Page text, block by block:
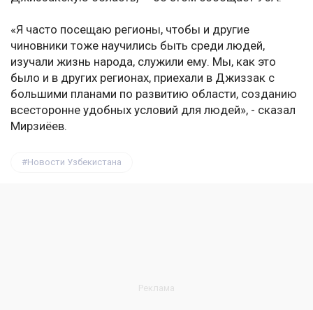
«Я часто посещаю регионы, чтобы и другие
чиновники тоже научились быть среди людей,
изучали жизнь народа, служили ему. Мы, как это
было и в других регионах, приехали в Джиззак с
большими планами по развитию области, созданию
всесторонне удобных условий для людей», - сказал
Мирзиёев.
Новости Узбекистана